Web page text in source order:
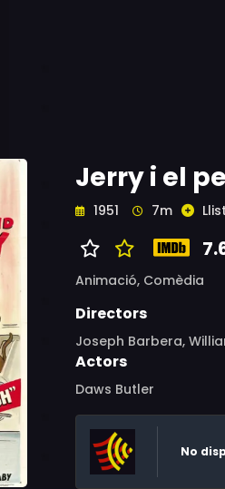
Jerry i el
1951 7m
Animació, Comèdia
Directors
Joseph Barbera,
Actors
Daws Butler
No